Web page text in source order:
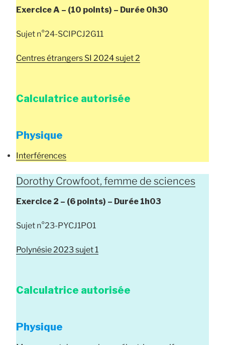
Exercice A – (10 points) – Durée 0h30
Sujet n°24-SCIPCJ2G11
Centres étrangers SI 2024 sujet 2
Calculatrice autorisée
Physique
Interférences
Dorothy Crowfoot, femme de sciences
Exercice 2 – (6 points) – Durée 1h03
Sujet n°23-PYCJ1PO1
Polynésie 2023 sujet 1
Calculatrice autorisée
Physique